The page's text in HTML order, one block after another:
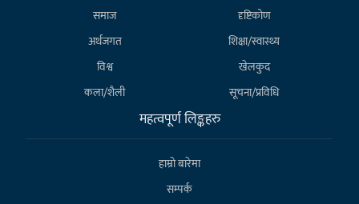
समाज
दृष्टिकोण
अर्थजगत
शिक्षा/स्वास्थ्य
विश्व
खेलकुद
कला/शैली
सूचना/प्रविधि
महत्वपूर्ण लिङ्कहरु
हाम्राे बारेमा
सम्पर्क